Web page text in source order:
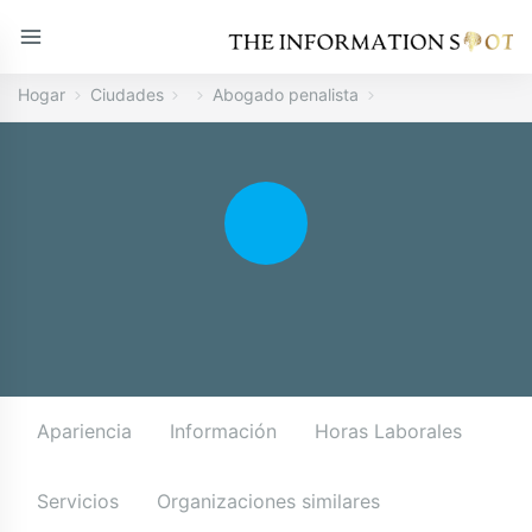
Hogar Ciudades Abogado penalista
Apariencia Información Horas Laborales
Servicios Organizaciones similares